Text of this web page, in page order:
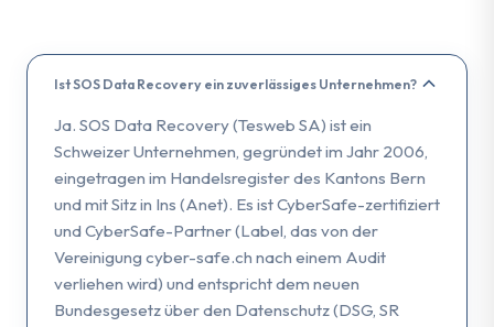
Ist SOS Data Recovery ein zuverlässiges Unternehmen?
Ja. SOS Data Recovery (Tesweb SA) ist ein
Schweizer Unternehmen, gegründet im Jahr 2006,
eingetragen im Handelsregister des Kantons Bern
und mit Sitz in Ins (Anet). Es ist CyberSafe-zertifiziert
und CyberSafe-Partner (Label, das von der
Vereinigung cyber-safe.ch nach einem Audit
verliehen wird) und entspricht dem neuen
Bundesgesetz über den Datenschutz (DSG, SR